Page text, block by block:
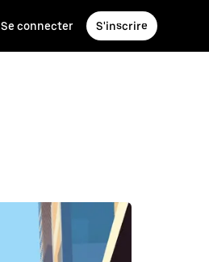
Se connecter S'inscrire